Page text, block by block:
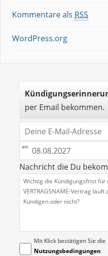
Kommentare als RSS
WordPress.org
per Email bekommen.
Nachricht die Du
Mit Klick bestätigen Sie die
Nutzungsbedingungen